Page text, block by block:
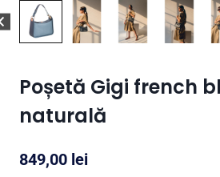
Poșetă Gigi french
naturală
849,00 lei